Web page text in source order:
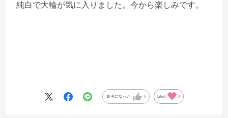
純白で大輪が気に入りました。今から楽しみです。
参考になった 0 Like! 0